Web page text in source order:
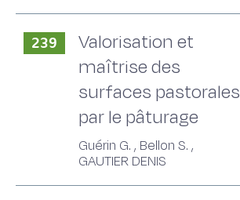
239
Valorisation et
maîtrise des
surfaces pastorales
par le pâturage
Guérin G. , Bellon S. ,
GAUTIER DENIS